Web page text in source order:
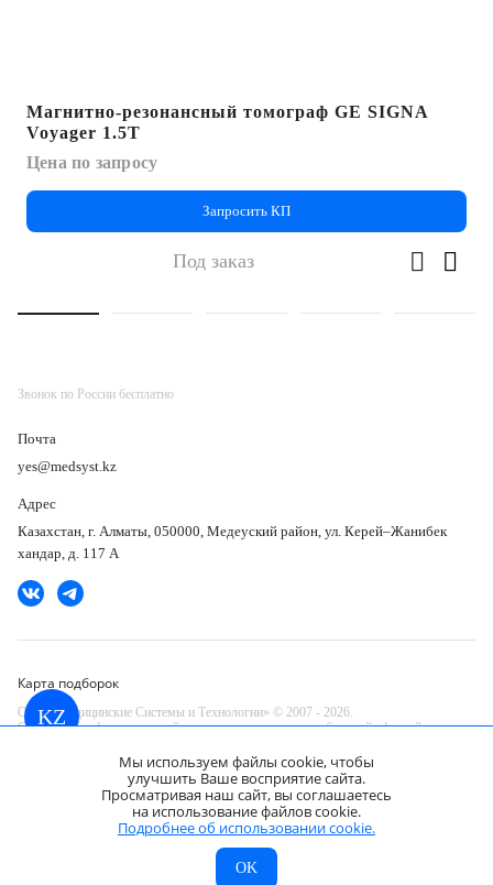
KZ
МСТ
Магнитно-резонансный томограф Philips
Запросить КП
Магнитно-резонансный томограф GE SIGNA
Voyager 1.5T
Цена по запросу
Запросить КП
Под заказ
Звонок по России бесплатно
Почта
yes@medsyst.kz
Адрес
Казахстан, г. Алматы, 050000, Медеуский район, ул. Керей–Жанибек
хандар, д. 117 А
Карта подборок
ООО «Медицинские Системы и Технологии» © 2007 - 2026.
Сайт носит информационный характер и не является публичной офертой.
Разработано в компании — dev
Мы используем файлы cookie, чтобы
улучшить Ваше восприятие сайта.
Просматривая наш сайт, вы соглашаетесь
на использование файлов cookie.
Подробнее об использовании cookie.
OK